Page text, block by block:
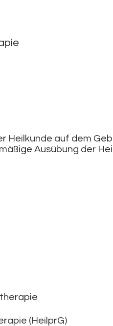
Heilkunde auf dem
Ausübung der
(HeilprG)